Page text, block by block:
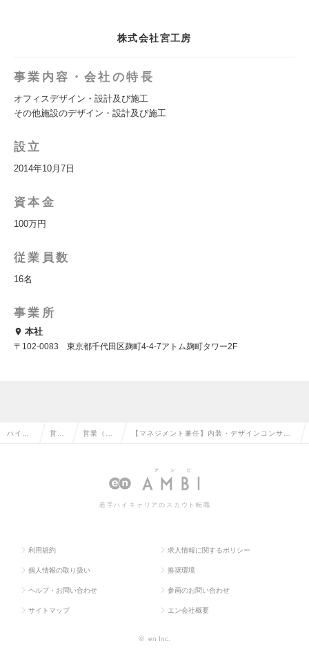
株式会社宮工房
事業内容・会社の特長
オフィスデザイン・設計及び施工
その他施設のデザイン・設計及び施工
設立
2014年10月7日
資本金
100万円
従業員数
16名
事業所
本社
〒102-0083 東京都千代田区麹町4-4-7アトム麹町タワー2F
ハイク 営業 営業（法 【マネジメント兼任】内装・デザインコンサル
長候補を募集の求人情報
若手ハイキャリアのスカウト転職
利用規約 求人情報に関するポリシー
個人情報の取り扱い 推奨環境
ヘルプ・お問い合わせ 参画のお問い合わせ
サイトマップ エン会社概要
© en Inc.